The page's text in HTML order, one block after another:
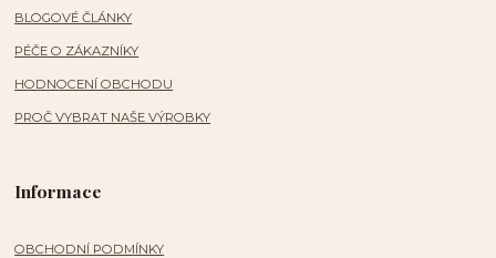
BLOGOVÉ ČLÁNKY
PÉČE O ZÁKAZNÍKY
HODNOCENÍ OBCHODU
PROČ VYBRAT NAŠE VÝROBKY
Informace
OBCHODNÍ PODMÍNKY